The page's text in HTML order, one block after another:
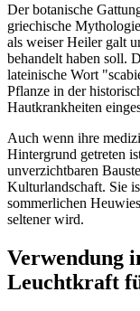
Der botanische
griechische
als weiser Heiler galt
behandelt haben soll.
lateinische Wort
Pflanze in der
Hautkrankheiten
Auch wenn ihre
Hintergrund getreten
unverzichtbaren
Kulturlandschaft. Sie
sommerlichen
seltener wird.
Verwendung
Leuchtkraft